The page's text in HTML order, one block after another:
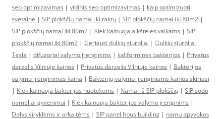
seo optimizavimas | vidinis seo optimizavimas | kaip optimizuoti
svetaine | SIP plokščių namai iki raktų | SIP plokščių namai iki 80m2 |
SIP plokščių namai iki 80m2 | Kiek kainuoja aikštelės vaikams | SIP
plokščių namai iki 80m2 | Geriausi dulkių siurbliai | Dulkiu siurbliai
Tesla | difuzoriai valymo įrenginims | kaliforminės bakterijos | Privatus
darzelis Vilniuje kainos | Privatus darzelis Vilniuje kainos | Bakterijos
valymo įrenginimas kaina | Bakterijų valymo įrenginiams kainos skiriasi
| Kiek kainuoja bakterijos nuotekoms | Namai iš SIP plokščių | SIP sodo
nameliai gyvenimui | Kiek kainuoja bakterijos valymo įrenginims |
Dalys viryklėms ir orkaitėms | SIP panel hous building | namu apyvokos